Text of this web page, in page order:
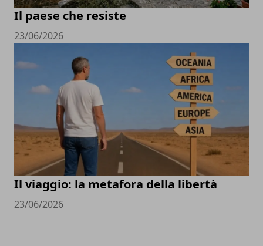
Il paese che resiste
23/06/2026
Il viaggio: la metafora della libertà
23/06/2026